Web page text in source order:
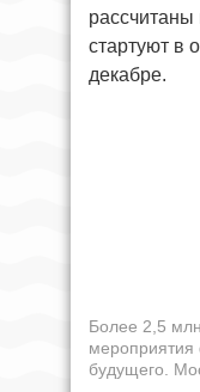
стартуют в
декабре.
Более 2,5
будущего.